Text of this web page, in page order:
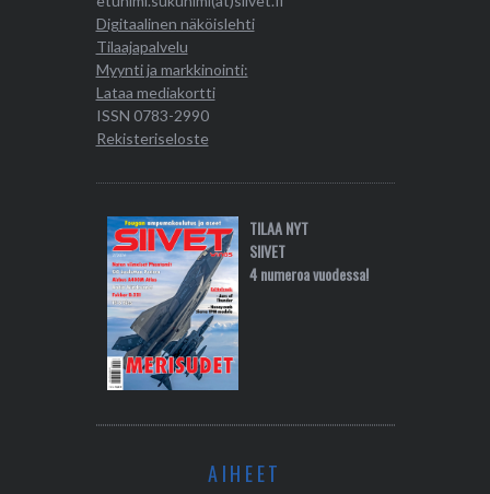
Digitaalinen näköislehti
Tilaajapalvelu
Myynti ja markkinointi:
Lataa mediakortti
ISSN 0783-2990
Rekisteriseloste
TILAA NYT
SIIVET
4 numeroa vuodessa!
AIHEET